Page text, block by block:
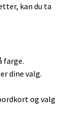
kan du ta
farge.
dine valg.
og valg